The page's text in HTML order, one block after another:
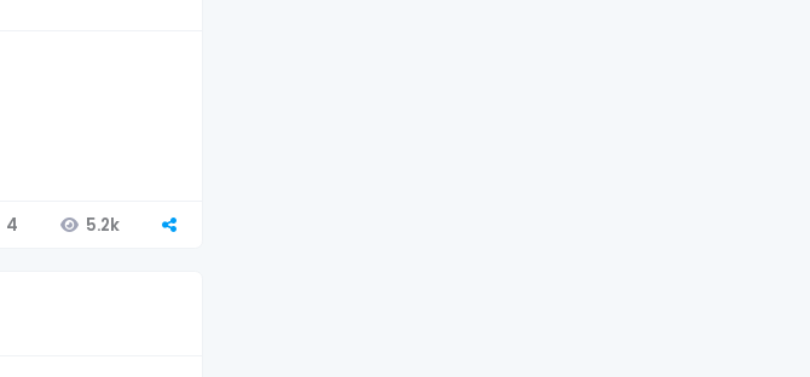
4 5.2k